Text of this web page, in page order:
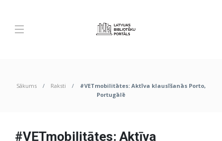
Sākums Raksti
#VETmobilitātes: Aktīva klausīšanās Porto,
Portugālē
#VETmobilitātes: Aktīva